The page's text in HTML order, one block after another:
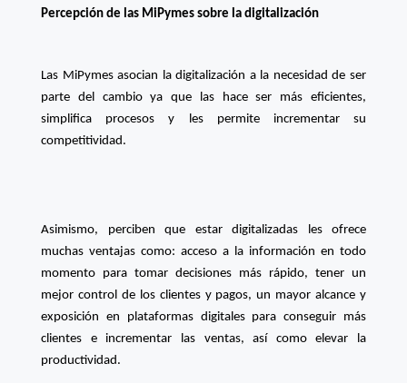
Percepción de las MiPymes sobre la digitalización
Las MiPymes asocian la digitalización a la necesidad de ser
parte del cambio ya que las hace ser más eficientes,
simplifica procesos y les permite incrementar su
competitividad.
Asimismo, perciben que estar digitalizadas les ofrece
muchas ventajas como: acceso a la información en todo
momento para tomar decisiones más rápido, tener un
mejor control de los clientes y pagos, un mayor alcance y
exposición en plataformas digitales para conseguir más
clientes e incrementar las ventas, así como elevar la
productividad.